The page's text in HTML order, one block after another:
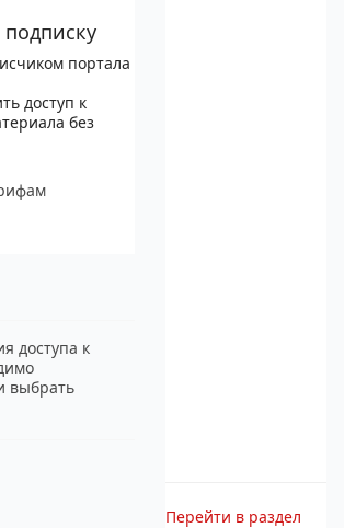
портала
доступ к
без
доступа к
выбрать
Перейти в раздел